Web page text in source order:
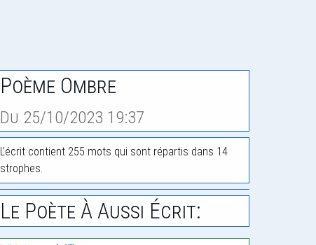
Poème Ombre
Du 25/10/2023 19:37
L'écrit contient 255 mots qui sont répartis dans 14
strophes.
Le Poète À Aussi Écrit: